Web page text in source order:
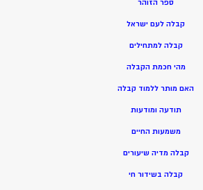
ספר הזוהר
קבלה לעם ישראל
קבלה למתחילים
מהי חכמת הקבלה
האם מותר ללמוד קבלה
תודעה ומודעות
משמעות החיים
קבלה מדיה שיעורים
קבלה בשידור חי